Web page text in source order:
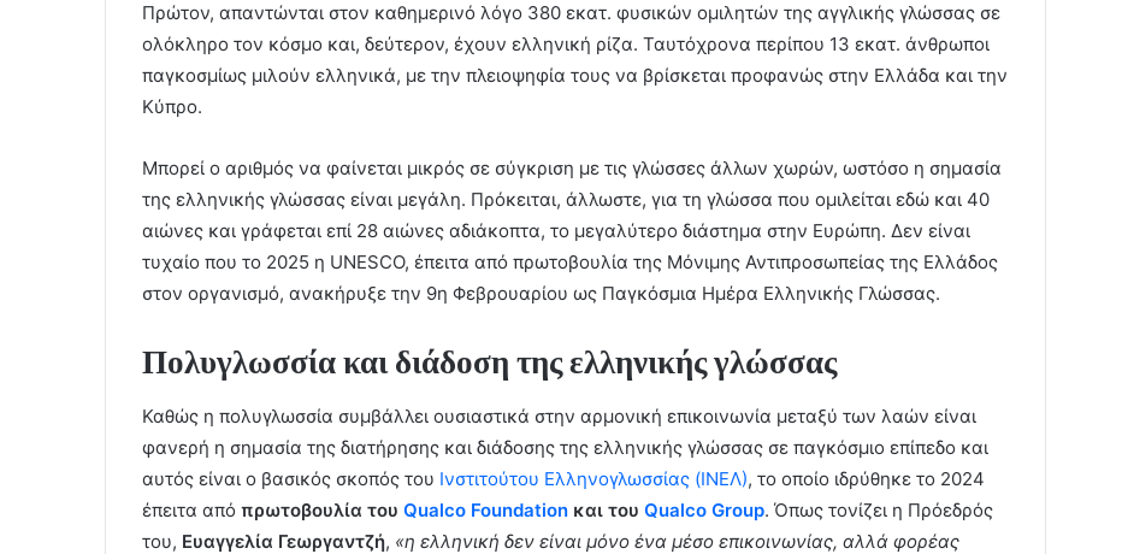
Πρώτον, απαντώνται στον καθημερινό λόγο 380 εκατ. φυσικών ομιλητών της αγγλικής γλώσσας σε
ολόκληρο τον κόσμο και, δεύτερον, έχουν ελληνική ρίζα. Ταυτόχρονα περίπου 13 εκατ. άνθρωποι
παγκοσμίως μιλούν ελληνικά, με την πλειοψηφία τους να βρίσκεται προφανώς στην Ελλάδα και την
Κύπρο.
Μπορεί ο αριθμός να φαίνεται μικρός σε σύγκριση με τις γλώσσες άλλων χωρών, ωστόσο η σημασία
της ελληνικής γλώσσας είναι μεγάλη. Πρόκειται, άλλωστε, για τη γλώσσα που ομιλείται εδώ και 40
αιώνες και γράφεται επί 28 αιώνες αδιάκοπτα, το μεγαλύτερο διάστημα στην Ευρώπη. Δεν είναι
τυχαίο που το 2025 η UNESCO, έπειτα από πρωτοβουλία της Μόνιμης Αντιπροσωπείας της Ελλάδος
στον οργανισμό, ανακήρυξε την 9η Φεβρουαρίου ως Παγκόσμια Ημέρα Ελληνικής Γλώσσας.
Πολυγλωσσία και διάδοση της ελληνικής γλώσσας
Καθώς η πολυγλωσσία συμβάλλει ουσιαστικά στην αρμονική επικοινωνία μεταξύ των λαών είναι
φανερή η σημασία της διατήρησης και διάδοσης της ελληνικής γλώσσας σε παγκόσμιο επίπεδο και
αυτός είναι ο βασικός σκοπός του Ινστιτούτου Ελληνογλωσσίας (ΙΝΕΛ), το οποίο ιδρύθηκε το 2024
έπειτα από πρωτοβουλία του Qualco Foundation και του Qualco Group. Όπως τονίζει η Πρόεδρός
του, Ευαγγελία Γεωργαντζή, «η ελληνική δεν είναι μόνο ένα μέσο επικοινωνίας, αλλά φορέας